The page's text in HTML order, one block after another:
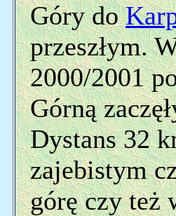
Góry do
przeszłym.
2000/2001
Górną
Dystans 32
zajebistym
górę czy też